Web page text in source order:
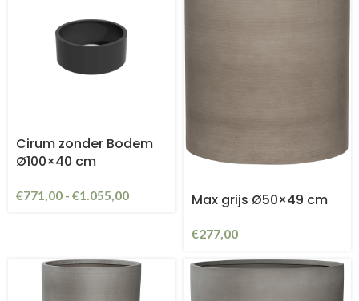
Cirum zonder Bodem
Ø100×40 cm
€771,00 - €1.055,00 Max grijs Ø50×49 cm
€277,00